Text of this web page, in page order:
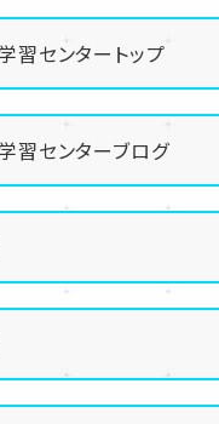
習センタートップ
習センターブログ